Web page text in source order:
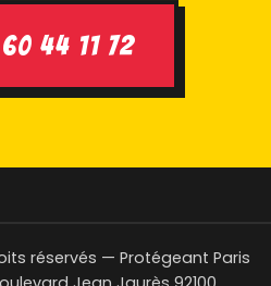
44 11 72
réservés — Protégeant Paris